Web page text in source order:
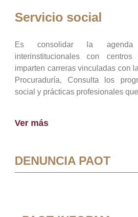
Servicio social
Es consolidar la agenda
interinstitucionales con
imparten carreras vinculadas con
Procuraduría, Consulta los
social y prácticas profesionales
Ver más
DENUNCIA PAOT